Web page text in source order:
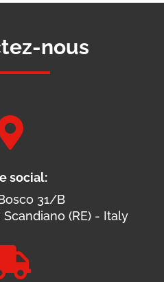
nous
social:
31/B
(RE) - Italy